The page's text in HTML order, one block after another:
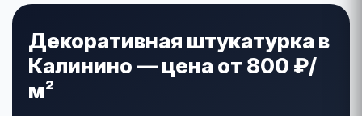
Декоративная штукатурка в
Калинино — цена от 800 ₽/
м²